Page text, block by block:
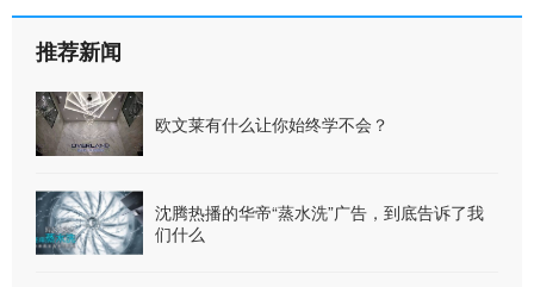
推荐新闻
欧文莱有什么让你始终学不会？
沈腾热播的华帝“蒸水洗”广告，到底告诉了我
们什么